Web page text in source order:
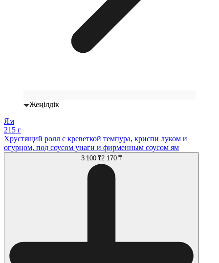
Жеңілдік
Ям
215 г
Хрустящий ролл с креветкой темпура, криспи луком и
огурцом, под соусом унаги и фирменным соусом ям
3 100 ₸2 170 ₸